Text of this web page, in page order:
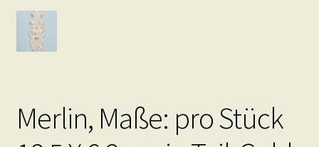
Merlin, Maße: pro Stück